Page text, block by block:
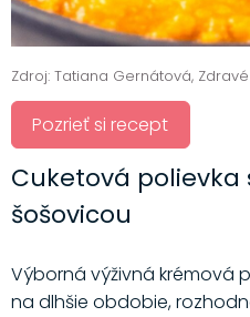
Zdroj: Tatiana Gernátová,
Pozrieť si recept
Cuketová polievka
šošovicou
Výborná výživná krémová
na dlhšie obdobie,